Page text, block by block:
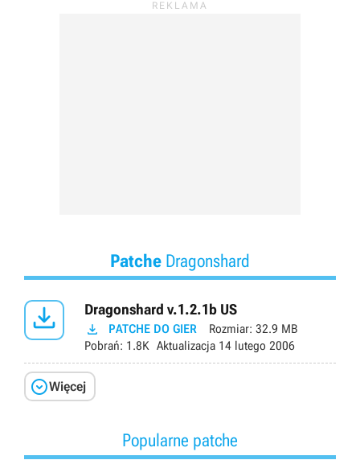
Patche Dragonshard
 Dragonshard v.1.2.1b US
 PATCHE DO GIER Rozmiar: 32.9 MB
Pobrań: 1.8K Aktualizacja 14 lutego 2006
Więcej
Popularne patche